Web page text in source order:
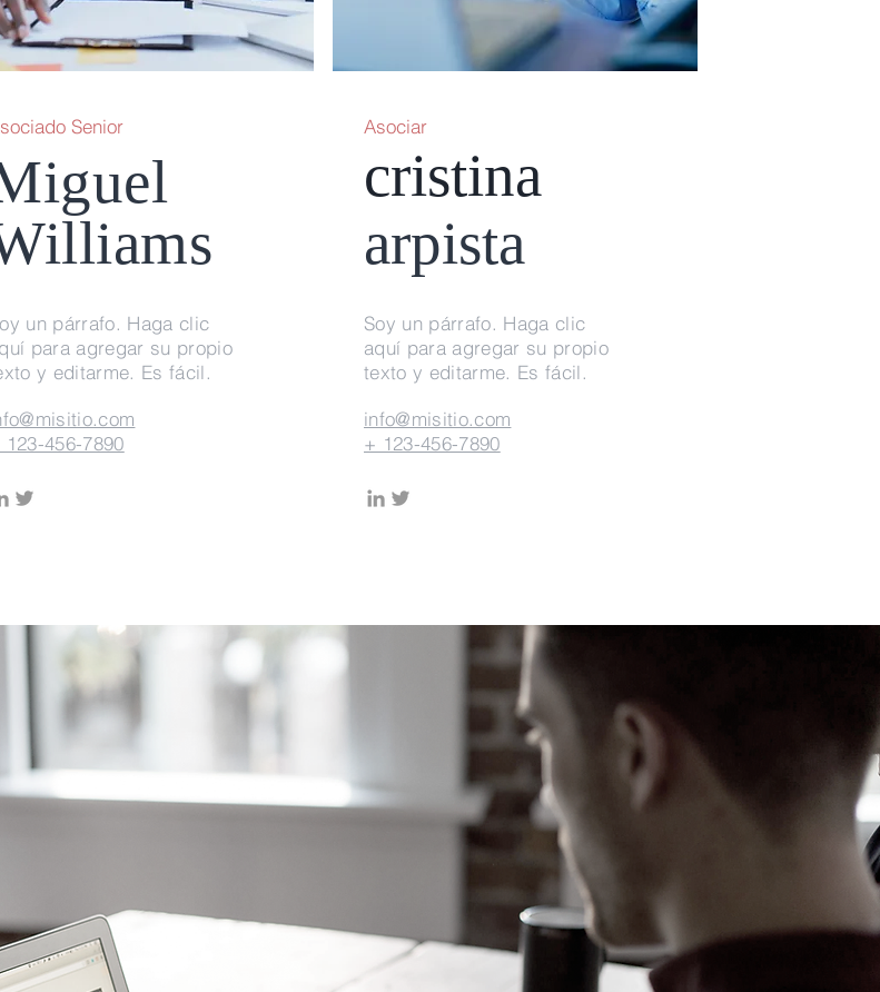
Senior
un párrafo. Haga clic
para agregar su propio
y editarme. Es fácil.
123-456-7890
Asociar
cristina
arpista
Soy un párrafo. Haga clic
aquí para agregar su propio
texto y editarme. Es fácil.
info@misitio.com
+ 123-456-7890